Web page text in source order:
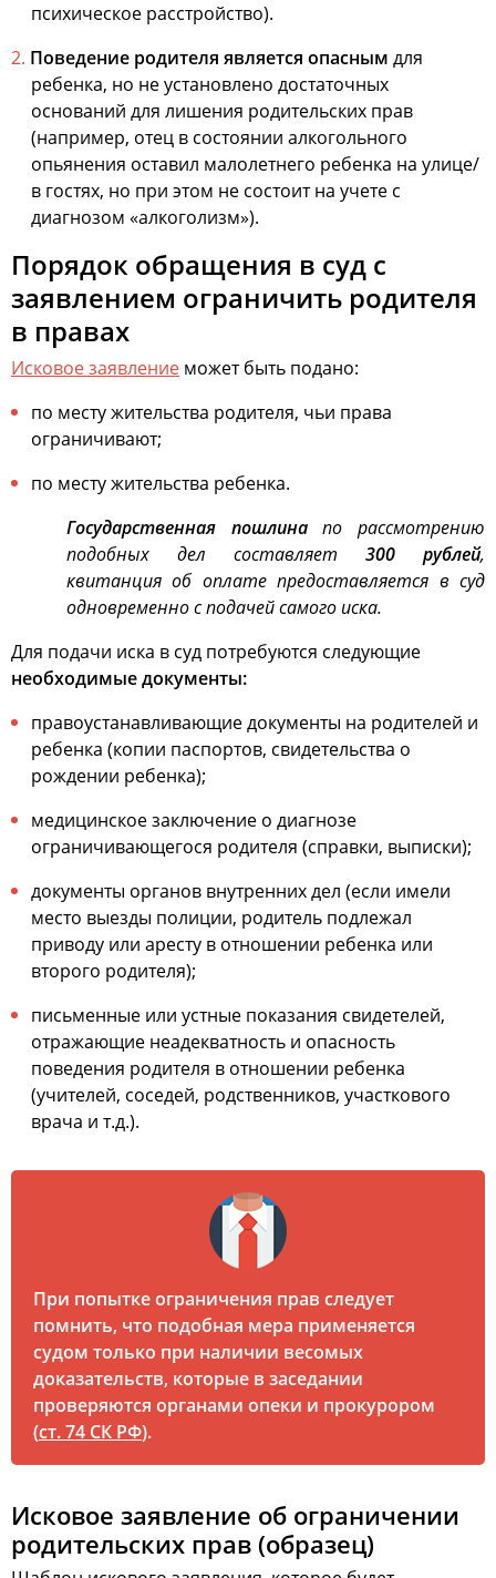
психическое расстройство).
Поведение родителя является опасным для
ребенка, но не установлено достаточных
оснований для лишения родительских прав
(например, отец в состоянии алкогольного
опьянения оставил малолетнего ребенка на улице/
в гостях, но при этом не состоит на учете с
диагнозом «алкоголизм»).
Порядок обращения в суд с
заявлением ограничить родителя
в правах
Исковое заявление может быть подано:
по месту жительства родителя, чьи права
ограничивают;
по месту жительства ребенка.
Государственная пошлинапо рассмотрению
подобных дел составляет 300 рублей,
квитанция об оплате предоставляется в суд
одновременно с подачей самого иска.
Для подачи иска в суд потребуются следующие
необходимые документы:
правоустанавливающие документы на родителей и
ребенка (копии паспортов, свидетельства о
рождении ребенка);
медицинское заключение о диагнозе
ограничивающегося родителя (справки, выписки);
документы органов внутренних дел (если имели
место выезды полиции, родитель подлежал
приводу или аресту в отношении ребенка или
второго родителя);
письменные или устные показания свидетелей,
отражающие неадекватность и опасность
поведения родителя в отношении ребенка
(учителей, соседей, родственников, участкового
врача и т.д.).
При попытке ограничения прав следует
помнить, что подобная мера применяется
судом только при наличии весомых
доказательств, которые в заседании
проверяются органами опеки и прокурором
(ст. 74 СК РФ).
Исковое заявление об ограничении
родительских прав (образец)